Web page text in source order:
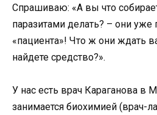
Спрашиваю: «А вы что
паразитами делать? – они
«пациента»! Что ж они ждать
найдете средство?».
У нас есть врач Караганова в
занимается биохимией (врач-